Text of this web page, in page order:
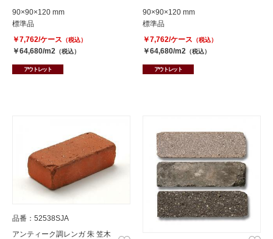
90×90×120 mm
標準品
￥7,762/ケース （税込）
￥64,680/m2 （税込）
アウトレット
90×90×120 mm
標準品
￥7,762/ケース （税込）
￥64,680/m2 （税込）
アウトレット
品番：52538SJA
アンティーク調レンガ 朱 笠木